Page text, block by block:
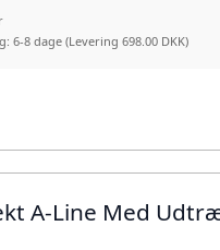
6-8 dage(Levering 698.00 DKK)
A-Line Med